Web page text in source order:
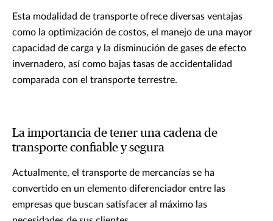
Esta modalidad de transporte ofrece diversas ventajas
como la optimización de costos, el manejo de una mayor
capacidad de carga y la disminución de gases de efecto
invernadero, así como bajas tasas de accidentalidad
comparada con el transporte terrestre.
La importancia de tener una cadena de
transporte confiable y segura
Actualmente, el transporte de mercancías se ha
convertido en un elemento diferenciador entre las
empresas que buscan satisfacer al máximo las